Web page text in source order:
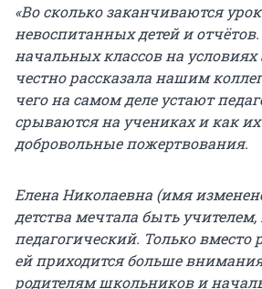
«Во сколько заканчиваются
невоспитанных детей и
начальных классов на
честно рассказала нашим
чего на самом деле устают
срываются на учениках и как их
добровольные пожертвования.
Елена Николаевна (имя
детства мечтала быть
педагогический. Только вместо
ей приходится больше
родителям школьников и